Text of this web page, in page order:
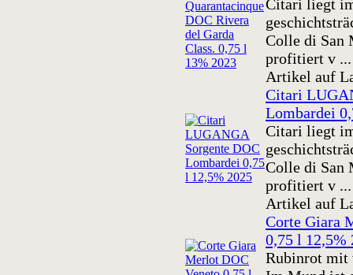
Citari liegt
Colle di San
profitiert v ...
Artikel auf
Citari
Lombardei
Citari liegt
Colle di San
profitiert v ...
Artikel auf
Corte Giara
0,75 l 12,5%
Rubinrot mit